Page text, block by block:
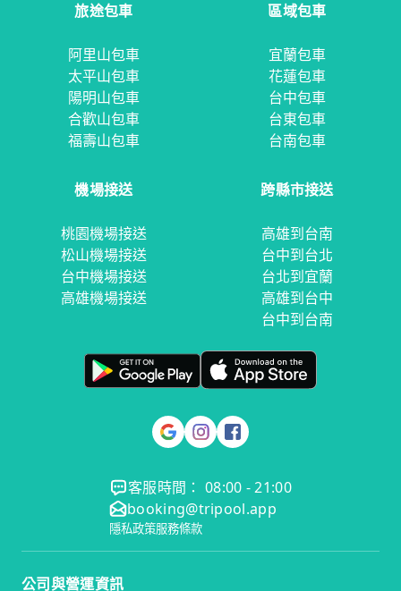
旅途包車
阿里山包車
太平山包車
陽明山包車
合歡山包車
福壽山包車
區域包車
宜蘭包車
花蓮包車
台中包車
台東包車
台南包車
機場接送
桃園機場接送
松山機場接送
台中機場接送
高雄機場接送
跨縣市接送
高雄到台南
台中到台北
台北到宜蘭
高雄到台中
台中到台南
客服時間： 08:00 - 21:00
booking@tripool.app
隱私政策服務條款
公司與營運資訊